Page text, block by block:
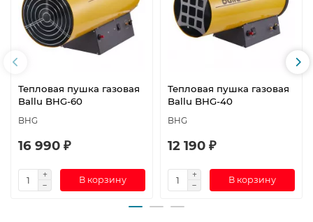
Тепловая пушка газовая
Ballu BHG-60
BHG
16 990 ₽
В корзину
Тепловая пушка газовая
Ballu BHG-40
BHG
12 190 ₽
В корзину